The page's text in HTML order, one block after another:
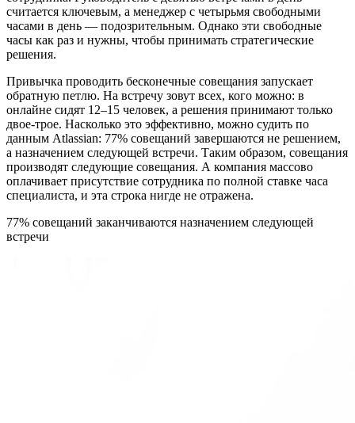
считается ключевым, а менеджер с четырьмя свободными
часами в день — подозрительным. Однако эти свободные
часы как раз и нужны, чтобы принимать стратегические
решения.
Привычка проводить бесконечные совещания запускает
обратную петлю. На встречу зовут всех, кого можно: в
онлайне сидят 12–15 человек, а решения принимают только
двое-трое. Насколько это эффективно, можно судить по
данным Atlassian: 77% совещаний завершаются не решением,
а назначением следующей встречи. Таким образом, совещания
производят следующие совещания. А компания массово
оплачивает присутствие сотрудника по полной ставке часа
специалиста, и эта строка нигде не отражена.
77% совещаний заканчиваются назначением следующей
встречи